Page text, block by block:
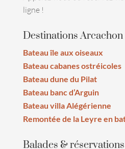
ligne !
Destinations Arcachon
Bateau île aux oiseaux
Bateau cabanes ostréicoles
Bateau dune du Pilat
Bateau banc d’Arguin
Bateau villa Alégérienne
Remontée de la Leyre en
Balades & réservations